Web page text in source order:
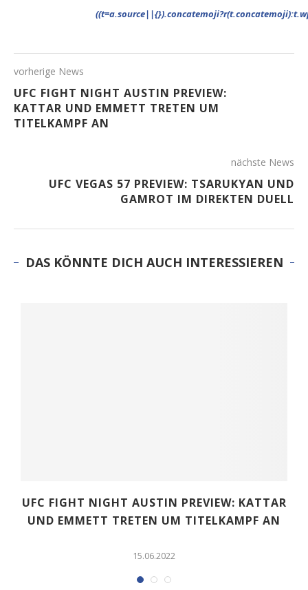
vorherige News
UFC FIGHT NIGHT AUSTIN PREVIEW:
KATTAR UND EMMETT TRETEN UM
TITELKAMPF AN
nächste News
UFC VEGAS 57 PREVIEW: TSARUKYAN UND
GAMROT IM DIREKTEN DUELL
DAS KÖNNTE DICH AUCH INTERESSIEREN
UFC FIGHT NIGHT AUSTIN PREVIEW: KATTAR
UND EMMETT TRETEN UM TITELKAMPF AN
15.06.2022